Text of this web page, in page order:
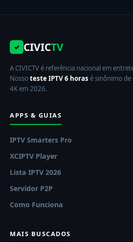
✓ CIVICTV
A CIVICTV é referência nacional em
Nossoteste IPTV 6 horas é sinônimo de
4K em 2026.
APPS & GUIAS
IPTV Smarters Pro
XCIPTV Player
Lista IPTV 2026
Servidor P2P
Como Funciona
MAIS BUSCADOS